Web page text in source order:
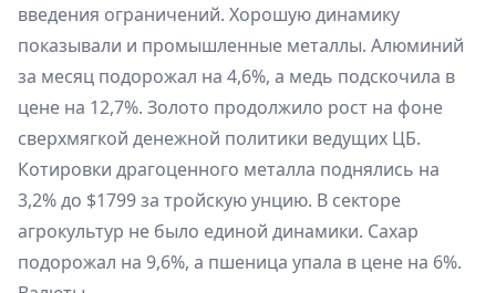
введения ограничений. Хорошую динамику
показывали и промышленные металлы. Алюминий
за месяц подорожал на 4,6%, а медь подскочила в
цене на 12,7%. Золото продолжило рост на фоне
сверхмягкой денежной политики ведущих ЦБ.
Котировки драгоценного металла поднялись на
3,2% до $1799 за тройскую унцию. В секторе
агрокультур не было единой динамики. Сахар
подорожал на 9,6%, а пшеница упала в цене на 6%.